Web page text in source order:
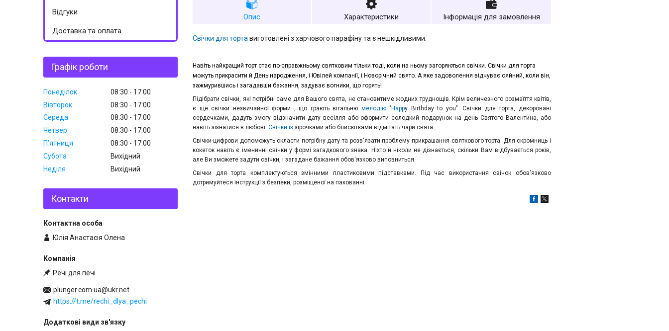
Опис Характеристики Інформація для замовлення
Свічки для торта виготовлені з харчового парафіну та є нешкідливими.
Навіть найкращий торт стає по-справжньому святковим тільки тоді, коли на ньому загоряються свічки. Свічки для торта
можуть прикрасити й День народження, і Ювілей компанії, і Новорічний свято. А яке задоволення відчуває сяйний, коли він,
зажмурившись і загадавши бажання, задуває вогники, що горять!
Підібрати свічки, які потрібні саме для Вашого свята, не становитиме жодних труднощів. Крім величезного розмаїття квітів,
є ще свічки незвичайної форми , що грають вітальню мелодію "Happy Birthday to you". Свічки для торта, декоровані
сердечками, дадуть змогу відзначити дату весілля або оформити солодкий подарунок на день Святого Валентина, або
навіть зізнатися в любові. Свічки із зірочками або блискітками відмітать чари свята.
Свічки-цифрови допоможуть скласти потрібну дату та розв'язати проблему прикрашання святкового торта. Для скромниць і
кокеток навіть є іменинні свічки у формі загадкового знака. Ніхто й ніколи не дізнається, скільки Вам відбувається років,
але Ви зможете задути свічки, і загадане бажання обов'язково виповниться.
Свічки для торта комплектуються змінними пластиковими підставками. Під час використання свічок обов'язково
дотримуйтеся інструкції з безпеки, розміщеної на пакованні.
Відгуки
Доставка та оплата
Графік роботи
Понеділок 08:30
17:00
Вівторок
08:30
17:00
Середа
08:30
17:00
Четвер
08:30
17:00
Пʼятниця
08:30
17:00
Субота
Вихідний
Неділя
Вихідний
Контакти
Юлія Анастасія Олена
Речі для печі
plunger.com.ua@ukr.net
https://t.me/rechi_dlya_pechi